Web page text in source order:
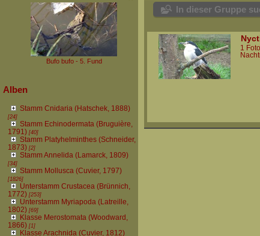
Bufo bufo - 5. Fund
Alben
Stamm Cnidaria (Hatschek, 1888)
[24]
Stamm Echinodermata (Bruguière,
1791)[40]
Stamm Platyhelminthes (Schneider,
1873)[2]
Stamm Annelida (Lamarck, 1809)
[34]
Stamm Mollusca (Cuvier, 1797)
[1826]
Unterstamm Crustacea (Brünnich,
1772)[253]
Unterstamm Myriapoda (Latreille,
1802)[69]
Klasse Merostomata (Woodward,
1866)[1]
Klasse Arachnida (Cuvier, 1812)
In dieser Gruppe
1 Foto